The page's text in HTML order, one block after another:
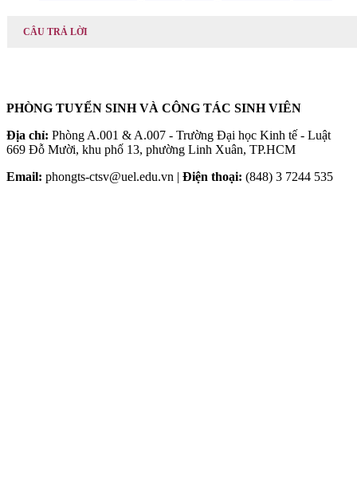
CÂU TRẢ LỜI
PHÒNG TUYỂN SINH VÀ CÔNG TÁC SINH VIÊN
Địa chỉ: Phòng A.001 & A.007 - Trường Đại học Kinh tế - Luật
669 Đỗ Mười, khu phố 13, phường Linh Xuân, TP.HCM
Email: phongts-ctsv@uel.edu.vn | Điện thoại: (848) 3 7244 535